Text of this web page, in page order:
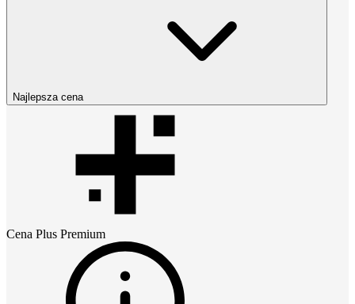
Najlepsza cena
Cena Plus Premium